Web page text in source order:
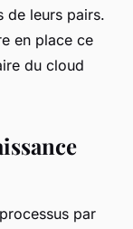
de leurs pairs.
en place ce
du cloud
par